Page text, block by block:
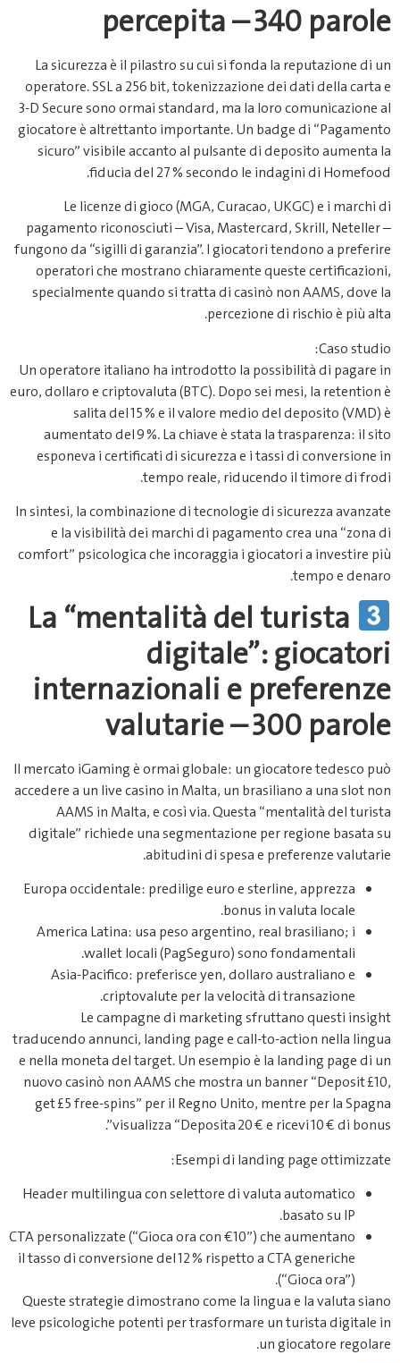
percepita – 340 parole
La sicurezza è il pilastro su cui si fonda la reputazione di un
operatore. SSL a 256 bit, tokenizzazione dei dati della carta e
3‑D Secure sono ormai standard, ma la loro comunicazione al
giocatore è altrettanto importante. Un badge di “Pagamento
sicuro” visibile accanto al pulsante di deposito aumenta la
fiducia del 27 % secondo le indagini di Homefood.
Le licenze di gioco (MGA, Curacao, UKGC) e i marchi di
pagamento riconosciuti – Visa, Mastercard, Skrill, Neteller –
fungono da “sigilli di garanzia”. I giocatori tendono a preferire
operatori che mostrano chiaramente queste certificazioni,
specialmente quando si tratta di casinò non AAMS, dove la
percezione di rischio è più alta.
Caso studio:
Un operatore italiano ha introdotto la possibilità di pagare in
euro, dollaro e criptovaluta (BTC). Dopo sei mesi, la retention è
salita del 15 % e il valore medio del deposito (VMD) è
aumentato del 9 %. La chiave è stata la trasparenza: il sito
esponeva i certificati di sicurezza e i tassi di conversione in
tempo reale, riducendo il timore di frodi.
In sintesi, la combinazione di tecnologie di sicurezza avanzate
e la visibilità dei marchi di pagamento crea una “zona di
comfort” psicologica che incoraggia i giocatori a investire più
tempo e denaro.
La “mentalità del turista
digitale”: giocatori
internazionali e preferenze
valutarie – 300 parole
Il mercato iGaming è ormai globale: un giocatore tedesco può
accedere a un live casino in Malta, un brasiliano a una slot non
AAMS in Malta, e così via. Questa “mentalità del turista
digitale” richiede una segmentazione per regione basata su
abitudini di spesa e preferenze valutarie.
Europa occidentale: predilige euro e sterline, apprezza
bonus in valuta locale.
America Latina: usa peso argentino, real brasiliano; i
wallet locali (PagSeguro) sono fondamentali.
Asia-Pacifico: preferisce yen, dollaro australiano e
criptovalute per la velocità di transazione.
Le campagne di marketing sfruttano questi insight
traducendo annunci, landing page e call‑to‑action nella lingua
e nella moneta del target. Un esempio è la landing page di un
nuovo casinò non AAMS che mostra un banner “Deposit £10,
get £5 free‑spins” per il Regno Unito, mentre per la Spagna
visualizza “Deposita 20 € e ricevi 10 € di bonus”.
Esempi di landing page ottimizzate:
Header multilingua con selettore di valuta automatico
basato su IP.
CTA personalizzate (“Gioca ora con €10”) che aumentano
il tasso di conversione del 12 % rispetto a CTA generiche
(“Gioca ora”).
Queste strategie dimostrano come la lingua e la valuta siano
leve psicologiche potenti per trasformare un turista digitale in
un giocatore regolare.